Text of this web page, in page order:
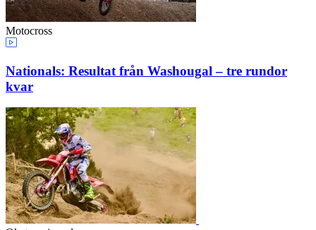
Motocross
Nationals: Resultat från Washougal – tre rundor
kvar